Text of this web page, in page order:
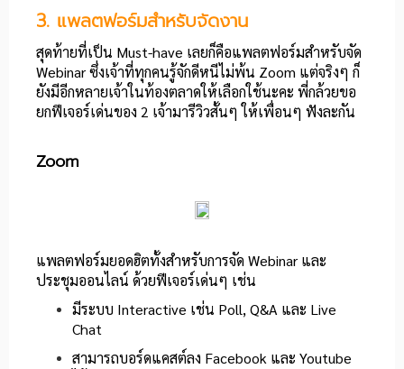
3. แพลตฟอร์มสำหรับจัดงาน
สุดท้ายที่เป็น Must-have เลยก็คือแพลตฟอร์มสำหรับจัด
Webinar ซึ่งเจ้าที่ทุกคนรู้จักดีหนีไม่พ้น Zoom แต่จริงๆ ก็
ยังมีอีกหลายเจ้าในท้องตลาดให้เลือกใช้นะคะ พี่กล้วยขอ
ยกฟีเจอร์เด่นของ 2 เจ้ามารีวิวสั้นๆ ให้เพื่อนๆ ฟังละกัน
Zoom
แพลตฟอร์มยอดฮิตทั้งสำหรับการจัด Webinar และ
ประชุมออนไลน์ ด้วยฟีเจอร์เด่นๆ เช่น
มีระบบ Interactive เช่น Poll, Q&A และ Live
Chat
สามารถบอร์ดแคสต์ลง Facebook และ Youtube